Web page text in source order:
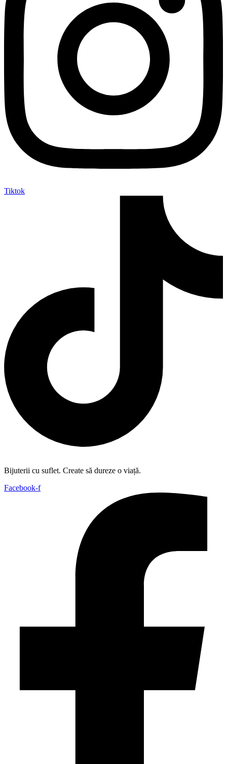
Tiktok
Bijuterii cu suflet. Create să dureze o viață.
Facebook-f